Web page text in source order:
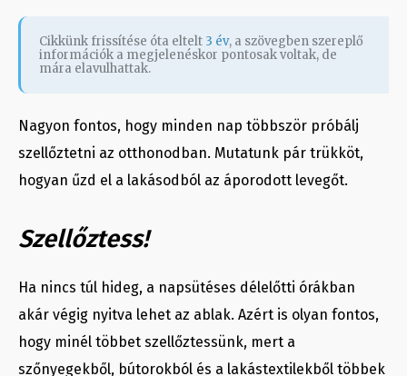
Cikkünk frissítése óta eltelt 3 év, a szövegben szereplő
információk a megjelenéskor pontosak voltak, de
mára elavulhattak.
Nagyon fontos, hogy minden nap többször próbálj
szellőztetni az otthonodban. Mutatunk pár trükköt,
hogyan űzd el a lakásodból az áporodott levegőt.
Szellőztess!
Ha nincs túl hideg, a napsütéses délelőtti órákban
akár végig nyitva lehet az ablak. Azért is olyan fontos,
hogy minél többet szellőztessünk, mert a
szőnyegekből, bútorokból és a lakástextilekből többek